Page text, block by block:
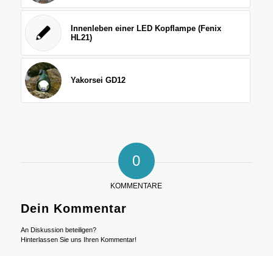
Innenleben einer LED Kopflampe (Fenix
HL21)
Yakorsei GD12
0
KOMMENTARE
Dein Kommentar
An Diskussion beteiligen?
Hinterlassen Sie uns Ihren Kommentar!